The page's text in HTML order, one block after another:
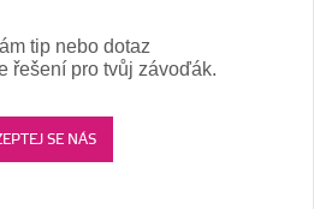
tip nebo dotaz
řešení pro tvůj závoďák.
SE NÁS